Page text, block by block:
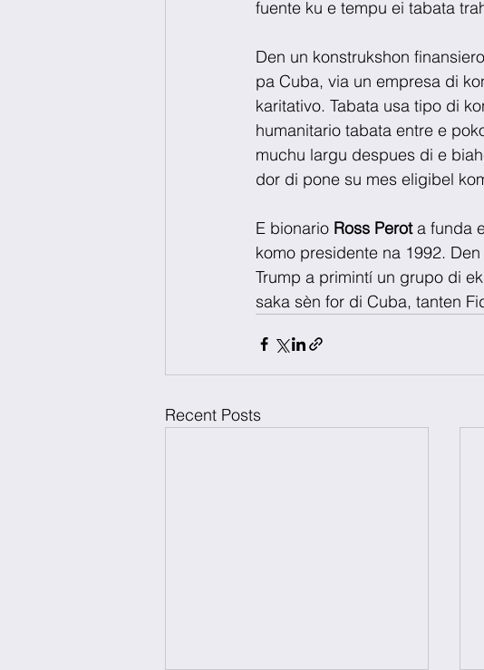
fuente ku e tempu ei tabata
Den un konstrukshon
pa Cuba, via un empresa di
karitativo. Tabata usa tipo di
humanitario tabata entre e
muchu largu despues di e
dor di pone su mes eligibel
E bionario Ross Perot a funda
komo presidente na 1992.
Trump a primintí un grupo di
saka sèn for di Cuba, tanten
Recent Posts